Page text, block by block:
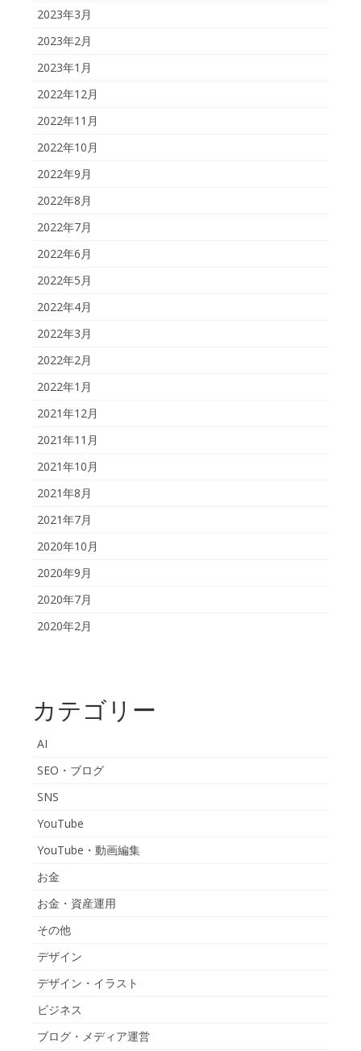
2023年3月
2023年2月
2023年1月
2022年12月
2022年11月
2022年10月
2022年9月
2022年8月
2022年7月
2022年6月
2022年5月
2022年4月
2022年3月
2022年2月
2022年1月
2021年12月
2021年11月
2021年10月
2021年8月
2021年7月
2020年10月
2020年9月
2020年7月
2020年2月
カテゴリー
AI
SEO・ブログ
SNS
YouTube
YouTube・動画編集
お金
お金・資産運用
その他
デザイン
デザイン・イラスト
ビジネス
ブログ・メディア運営